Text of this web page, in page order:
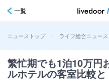
一覧
ニューストップ > ライフ総合ニュース
繁忙期でも1泊10万円
ルホテルの客室比較